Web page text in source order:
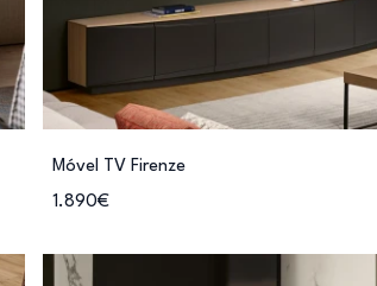
Móvel TV Firenze
1.890€